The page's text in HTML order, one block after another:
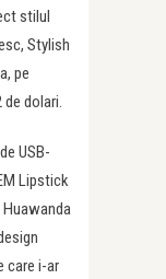
stilul
Stylish
pe
de dolari.
USB-
Lipstick
care i-ar